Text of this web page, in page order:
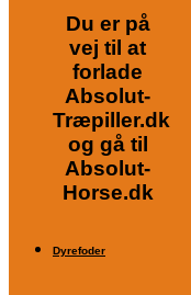
Du er på
vej til at
forlade
Absolut-
Træpiller.dk
og gå til
Absolut-
Horse.dk
Dyrefoder